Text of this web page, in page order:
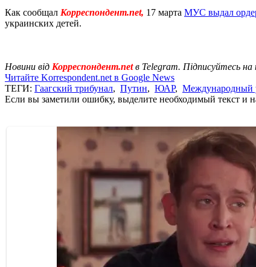
Как сообщал Корреспондент.net, 17 марта МУС выдал
украинских детей.
Новини від Корреспондент.netв Telegram. Підписуйтесь
Читайте Korrespondent.net в Google News
ТЕГИ: Гаагский трибунал, Путин, ЮАР, Международный
Если вы заметили ошибку, выделите необходимый текст и